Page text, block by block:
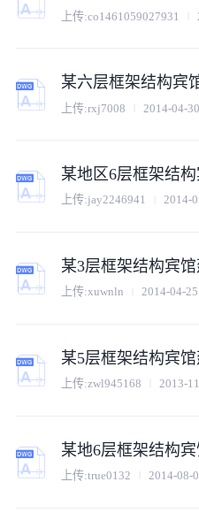
上传:co1461059027931
某六层框架结构宾
上传:rxj7008 2014-04-30
某地区6层框架结
上传:jay2246941 2014-
某3层框架结构宾
上传:xuwnln 2014-04-25
某5层框架结构宾
上传:zwl945168 2013-
某地6层框架结构
上传:true0132 2014-08-